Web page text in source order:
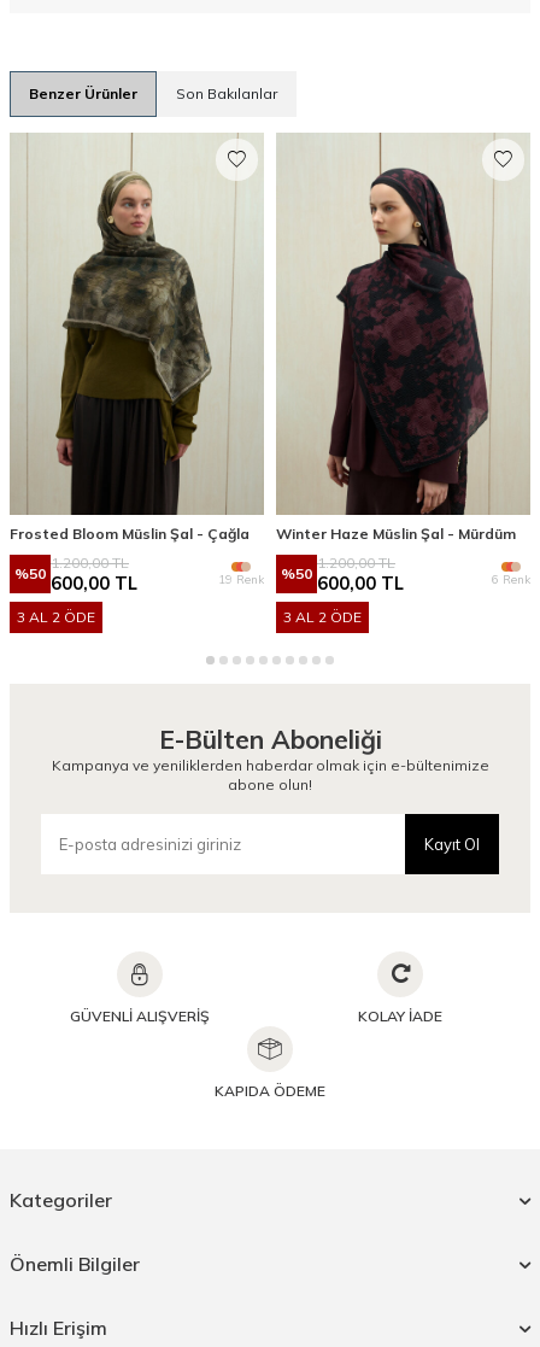
Benzer Ürünler Son Bakılanlar
Frosted Bloom Müslin Şal - Çağla
%50
1.200,00TL
600,00 TL 19 Renk
3 AL 2 ÖDE
Winter Haze Müslin Şal - Mürdüm
%50
1.200,00TL
600,00 TL 6 Renk
3 AL 2 ÖDE
E-Bülten Aboneliği
Kampanya ve yeniliklerden haberdar olmak için e-bültenimize
abone olun!
Kayıt Ol
GÜVENLİ ALIŞVERİŞ KOLAY İADE
KAPIDA ÖDEME
Kategoriler
Önemli Bilgiler
Hızlı Erişim